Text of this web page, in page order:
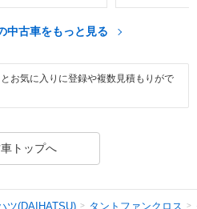
中古車をもっと見る
お気に入りに登録や複数見積もりがで
トップへ
ツ(DAIHATSU) タントファンクロス